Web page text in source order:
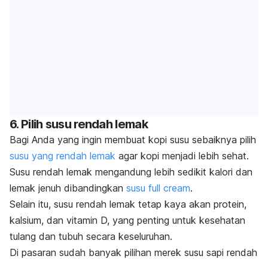
6. Pilih susu rendah lemak
Bagi Anda yang ingin membuat kopi susu sebaiknya pilih
susu yang rendah lemak agar kopi menjadi lebih sehat.
Susu rendah lemak mengandung lebih sedikit kalori dan
lemak jenuh dibandingkan susu full cream.
Selain itu, susu rendah lemak tetap kaya akan protein,
kalsium, dan vitamin D, yang penting untuk kesehatan
tulang dan tubuh secara keseluruhan.
Di pasaran sudah banyak pilihan merek susu sapi rendah